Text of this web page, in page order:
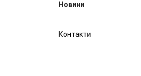
Новини
Контакти